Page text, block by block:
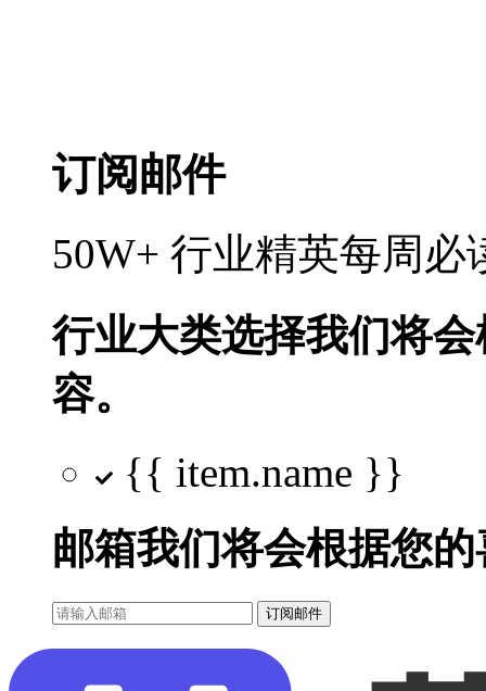
订阅邮件
50W+ 行业精英每周
行业大类选择我们将
容。
{{ item.name }}
邮箱我们将会根据您
订阅邮件